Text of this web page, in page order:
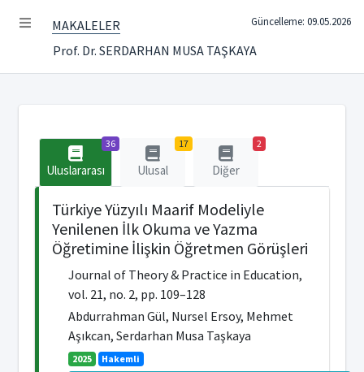
MAKALELER
Prof. Dr. SERDARHAN MUSA TAŞKAYA
Güncelleme: 09.05.2026
36
Uluslararası
17
Ulusal
2
Diğer
Türkiye Yüzyılı Maarif Modeliyle
Yenilenen İlk Okuma ve Yazma
Öğretimine İlişkin Öğretmen Görüşleri
Journal of Theory & Practice in Education,
vol. 21, no. 2, pp. 109–128
Abdurrahman Gül, Nursel Ersoy, Mehmet
Aşıkcan, Serdarhan Musa Taşkaya
2025
Hakemli